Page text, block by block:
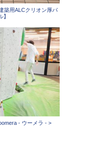
築用ALCクリオン厚パ
- ウーメラ - >